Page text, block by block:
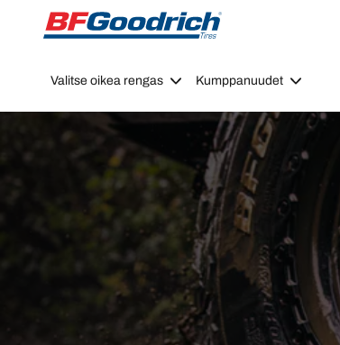
Go to page content
Go to page navigation
Valitse oikea rengas Kumppanuudet